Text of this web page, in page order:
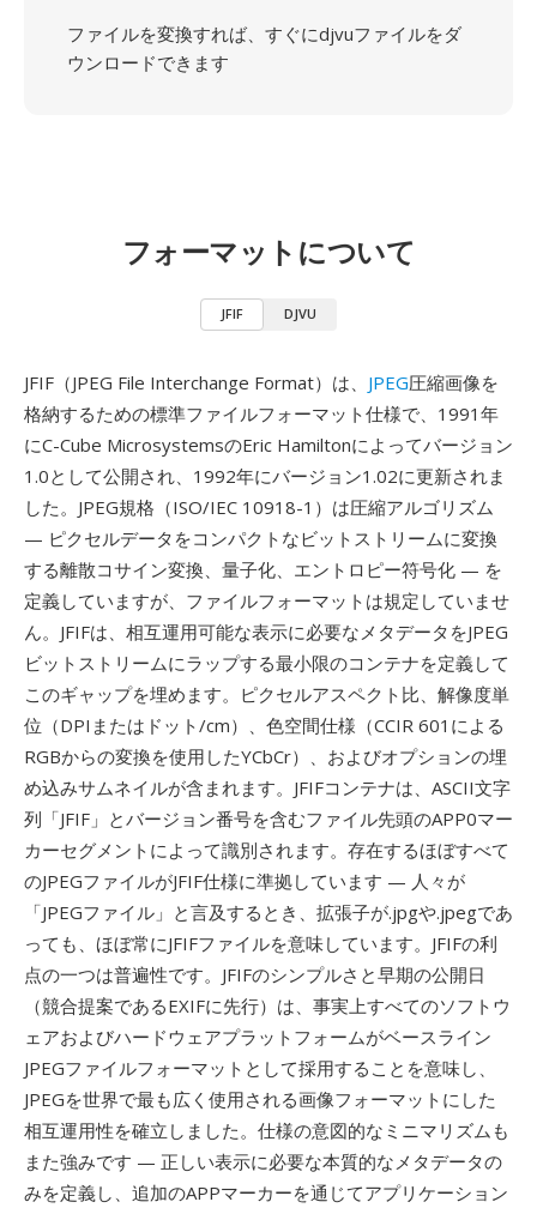
ファイルを変換すれば、すぐにdjvuファイルをダ
ウンロードできます
フォーマットについて
JFIF DJVU
JFIF（JPEG File Interchange Format）は、 JPEG圧縮画像を
格納するための標準ファイルフォーマット仕様で、1991年
にC-Cube MicrosystemsのEric Hamiltonによってバージョン
1.0として公開され、1992年にバージョン1.02に更新されま
した。JPEG規格（ISO/IEC 10918-1）は圧縮アルゴリズム
— ピクセルデータをコンパクトなビットストリームに変換
する離散コサイン変換、量子化、エントロピー符号化 — を
定義していますが、ファイルフォーマットは規定していませ
ん。JFIFは、相互運用可能な表示に必要なメタデータをJPEG
ビットストリームにラップする最小限のコンテナを定義して
このギャップを埋めます。ピクセルアスペクト比、解像度単
位（DPIまたはドット/cm）、色空間仕様（CCIR 601による
RGBからの変換を使用したYCbCr）、およびオプションの埋
め込みサムネイルが含まれます。JFIFコンテナは、ASCII文字
列「JFIF」とバージョン番号を含むファイル先頭のAPP0マー
カーセグメントによって識別されます。存在するほぼすべて
のJPEGファイルがJFIF仕様に準拠しています — 人々が
「JPEGファイル」と言及するとき、拡張子が.jpgや.jpegであ
っても、ほぼ常にJFIFファイルを意味しています。JFIFの利
点の一つは普遍性です。JFIFのシンプルさと早期の公開日
（競合提案であるEXIFに先行）は、事実上すべてのソフトウ
ェアおよびハードウェアプラットフォームがベースライン
JPEGファイルフォーマットとして採用することを意味し、
JPEGを世界で最も広く使用される画像フォーマットにした
相互運用性を確立しました。仕様の意図的なミニマリズムも
また強みです — 正しい表示に必要な本質的なメタデータの
みを定義し、追加のAPPマーカーを通じてアプリケーション